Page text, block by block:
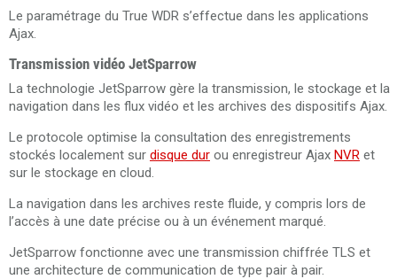
Le paramétrage du True WDR s’effectue dans les applications
Ajax.
Transmission vidéo JetSparrow
La technologie JetSparrow gère la transmission, le stockage et la
navigation dans les flux vidéo et les archives des dispositifs Ajax.
Le protocole optimise la consultation des enregistrements
stockés localement sur disque dur ou enregistreur Ajax NVR et
sur le stockage en cloud.
La navigation dans les archives reste fluide, y compris lors de
l’accès à une date précise ou à un événement marqué.
JetSparrow fonctionne avec une transmission chiffrée TLS et
une architecture de communication de type pair à pair.